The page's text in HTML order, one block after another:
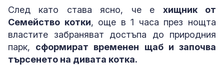
След като става ясно, че е хищник от
Семейство котки, още в 1 часа през нощта
властите забраняват достъпа до природния
парк, сформират временен щаб и започва
търсенето на дивата котка.